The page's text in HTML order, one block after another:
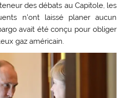
des débats au Capitole, les
n’ont laissé planer aucun
avait été conçu pour obliger
gaz américain.